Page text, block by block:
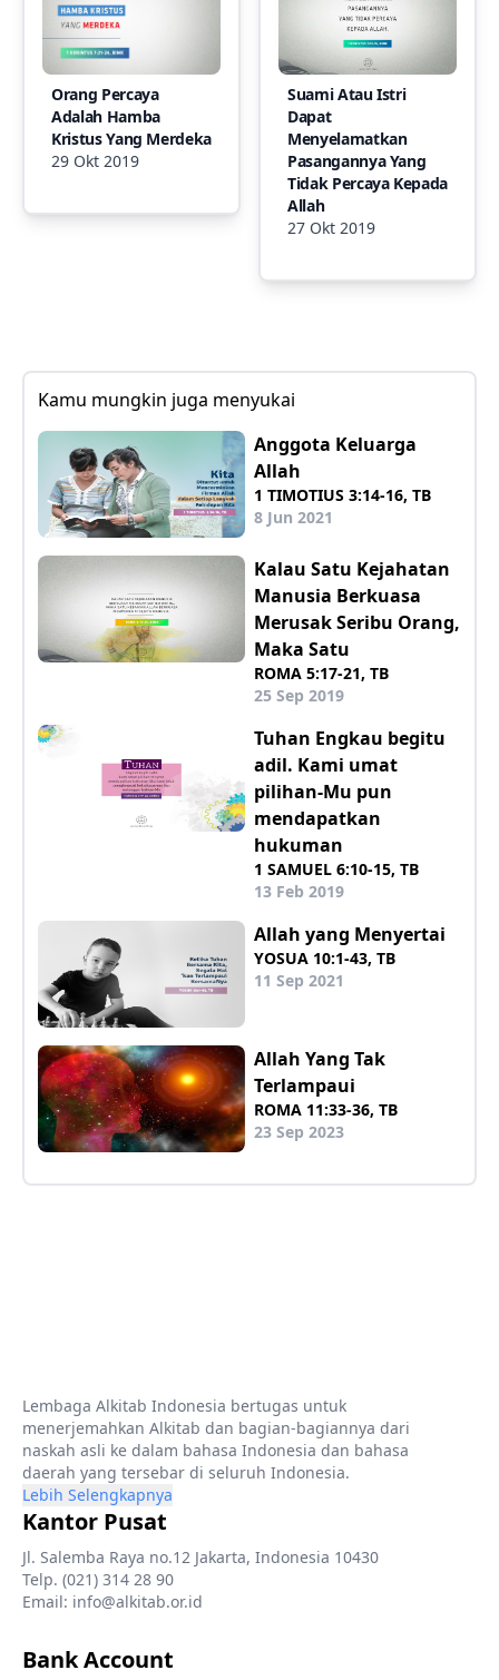
Orang Percaya
Adalah Hamba
Kristus Yang Merdeka
29 Okt 2019
Suami Atau Istri
Dapat
Menyelamatkan
Pasangannya Yang
Tidak Percaya Kepada
Allah
27 Okt 2019
Kamu mungkin juga menyukai
Anggota Keluarga
Allah
1 TIMOTIUS 3:14-16, TB
8 Jun 2021
Kalau Satu Kejahatan
Manusia Berkuasa
Merusak Seribu Orang,
Maka Satu
ROMA 5:17-21, TB
25 Sep 2019
Tuhan Engkau begitu
adil. Kami umat
pilihan-Mu pun
mendapatkan
hukuman
1 SAMUEL 6:10-15, TB
13 Feb 2019
Allah yang Menyertai
YOSUA 10:1-43, TB
11 Sep 2021
Allah Yang Tak
Terlampaui
ROMA 11:33-36, TB
23 Sep 2023
Lembaga Alkitab Indonesia bertugas untuk
menerjemahkan Alkitab dan bagian-bagiannya dari
naskah asli ke dalam bahasa Indonesia dan bahasa
daerah yang tersebar di seluruh Indonesia.
Lebih Selengkapnya
Kantor Pusat
Jl. Salemba Raya no.12 Jakarta, Indonesia 10430
Telp. (021) 314 28 90
Email: info@alkitab.or.id
Bank Account